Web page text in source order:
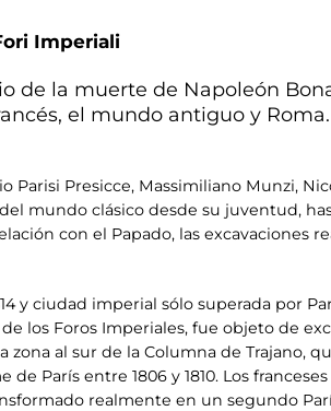
Imperiali
de la muerte de Napoleón
el mundo antiguo y Roma.
Parisi Presicce, Massimiliano Munzi,
mundo clásico desde su juventud,
con el Papado, las excavaciones
y ciudad imperial sólo superada por
los Foros Imperiales, fue objeto de
la zona al sur de la Columna de
París entre 1806 y 1810. Los
realmente en un segundo